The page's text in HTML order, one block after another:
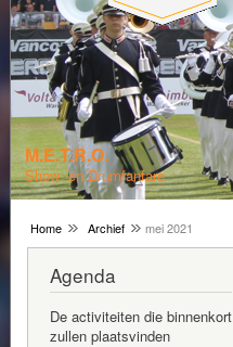
M.E.T.R.O.
Show- en Drumfanfare
M.E.T.R.O.
Concert Band
Home Archief mei 2021
Agenda
De activiteiten die binnenkort
zullen plaatsvinden